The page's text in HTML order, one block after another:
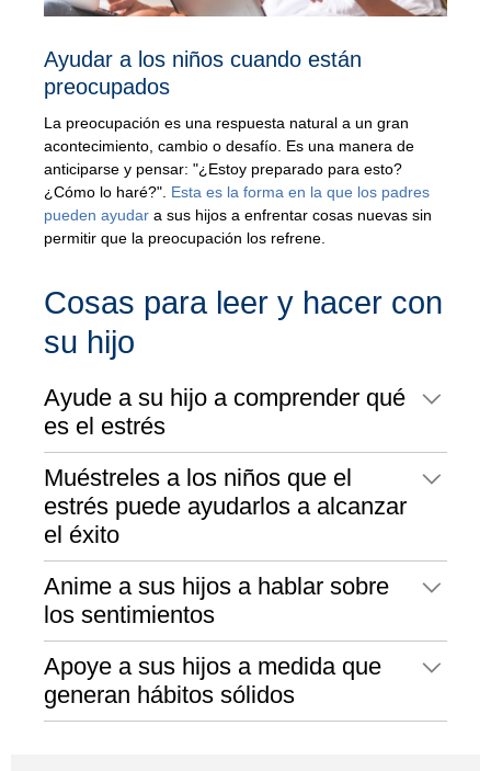
Ayudar a los niños cuando están
preocupados
La preocupación es una respuesta natural a un gran
acontecimiento, cambio o desafío. Es una manera de
anticiparse y pensar: "¿Estoy preparado para esto?
¿Cómo lo haré?". Esta es la forma en la que los padres
pueden ayudar a sus hijos a enfrentar cosas nuevas sin
permitir que la preocupación los refrene.
Cosas para leer y hacer con
su hijo
Ayude a su hijo a comprender qué
es el estrés
Muéstreles a los niños que el
estrés puede ayudarlos a alcanzar
el éxito
Anime a sus hijos a hablar sobre
los sentimientos
Apoye a sus hijos a medida que
generan hábitos sólidos